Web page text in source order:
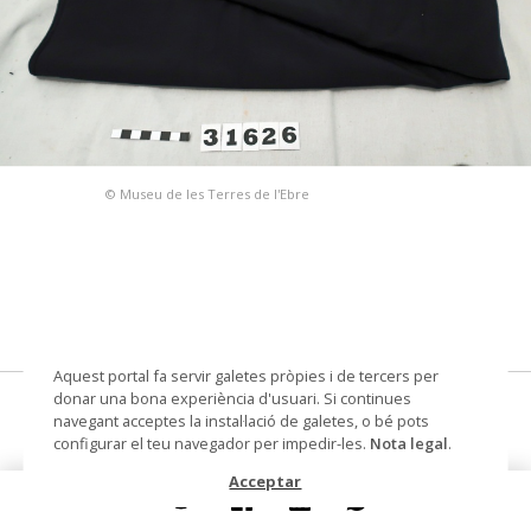
© Museu de les Terres de l'Ebre
faixa ampla sense serrell
faixa ampla
Aquest portal fa servir galetes pròpies i de tercers per
donar una bona experiència d'usuari. Si continues
navegant acceptes la instal·lació de galetes, o bé pots
configurar el teu navegador per impedir-les. Nota legal.
Acceptar